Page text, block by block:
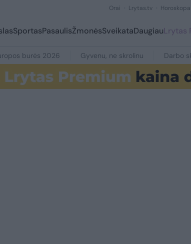
Orai Lrytas.tv Horoskopai
SportasPasaulisŽmonėsSveikataDaugiauLrytas
burės 2026 Gyvenu, ne skrolinu Darbo